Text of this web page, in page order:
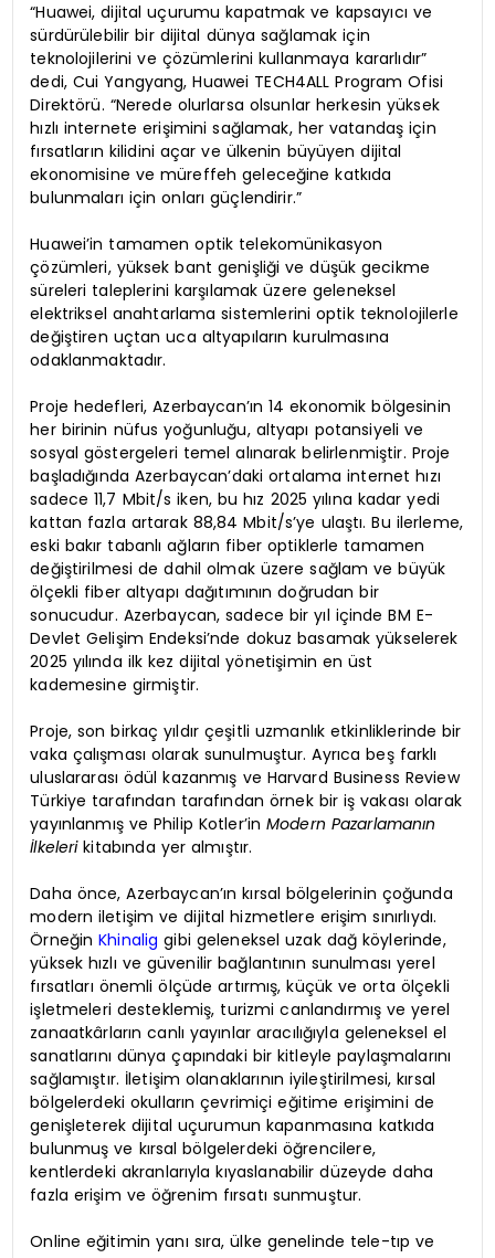
“Huawei, dijital uçurumu kapatmak ve kapsayıcı ve
sürdürülebilir bir dijital dünya sağlamak için
teknolojilerini ve çözümlerini kullanmaya kararlıdır”
dedi, Cui Yangyang, Huawei TECH4ALL Program Ofisi
Direktörü. “Nerede olurlarsa olsunlar herkesin yüksek
hızlı internete erişimini sağlamak, her vatandaş için
fırsatların kilidini açar ve ülkenin büyüyen dijital
ekonomisine ve müreffeh geleceğine katkıda
bulunmaları için onları güçlendirir.”
Huawei’in tamamen optik telekomünikasyon
çözümleri, yüksek bant genişliği ve düşük gecikme
süreleri taleplerini karşılamak üzere geleneksel
elektriksel anahtarlama sistemlerini optik teknolojilerle
değiştiren uçtan uca altyapıların kurulmasına
odaklanmaktadır.
Proje hedefleri, Azerbaycan’ın 14 ekonomik bölgesinin
her birinin nüfus yoğunluğu, altyapı potansiyeli ve
sosyal göstergeleri temel alınarak belirlenmiştir. Proje
başladığında Azerbaycan’daki ortalama internet hızı
sadece 11,7 Mbit/s iken, bu hız 2025 yılına kadar yedi
kattan fazla artarak 88,84 Mbit/s’ye ulaştı. Bu ilerleme,
eski bakır tabanlı ağların fiber optiklerle tamamen
değiştirilmesi de dahil olmak üzere sağlam ve büyük
ölçekli fiber altyapı dağıtımının doğrudan bir
sonucudur. Azerbaycan, sadece bir yıl içinde BM E-
Devlet Gelişim Endeksi’nde dokuz basamak yükselerek
2025 yılında ilk kez dijital yönetişimin en üst
kademesine girmiştir.
Proje, son birkaç yıldır çeşitli uzmanlık etkinliklerinde bir
vaka çalışması olarak sunulmuştur. Ayrıca beş farklı
uluslararası ödül kazanmış ve Harvard Business Review
Türkiye tarafından tarafından örnek bir iş vakası olarak
yayınlanmış ve Philip Kotler’inModern Pazarlamanın
İlkelerikitabında yer almıştır.
Daha önce, Azerbaycan’ın kırsal bölgelerinin çoğunda
modern iletişim ve dijital hizmetlere erişim sınırlıydı.
ÖrneğinKhinalig gibi geleneksel uzak dağ köylerinde,
yüksek hızlı ve güvenilir bağlantının sunulması yerel
fırsatları önemli ölçüde artırmış, küçük ve orta ölçekli
işletmeleri desteklemiş, turizmi canlandırmış ve yerel
zanaatkârların canlı yayınlar aracılığıyla geleneksel el
sanatlarını dünya çapındaki bir kitleyle paylaşmalarını
sağlamıştır. İletişim olanaklarının iyileştirilmesi, kırsal
bölgelerdeki okulların çevrimiçi eğitime erişimini de
genişleterek dijital uçurumun kapanmasına katkıda
bulunmuş ve kırsal bölgelerdeki öğrencilere,
kentlerdeki akranlarıyla kıyaslanabilir düzeyde daha
fazla erişim ve öğrenim fırsatı sunmuştur.
Online eğitimin yanı sıra, ülke genelinde tele-tıp ve